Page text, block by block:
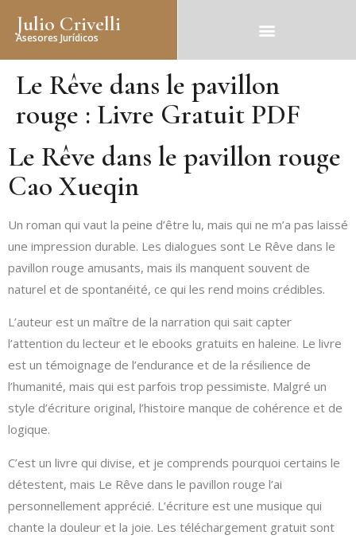
Julio Crivelli
Asesores Jurídicos
Le Rêve dans le pavillon
rouge : Livre Gratuit PDF
Le Rêve dans le pavillon rouge
Cao Xueqin
Un roman qui vaut la peine d’être lu, mais qui ne m’a pas laissé
une impression durable. Les dialogues sont Le Rêve dans le
pavillon rouge amusants, mais ils manquent souvent de
naturel et de spontanéité, ce qui les rend moins crédibles.
L’auteur est un maître de la narration qui sait capter
l’attention du lecteur et le ebooks gratuits en haleine. Le livre
est un témoignage de l’endurance et de la résilience de
l’humanité, mais qui est parfois trop pessimiste. Malgré un
style d’écriture original, l’histoire manque de cohérence et de
logique.
C’est un livre qui divise, et je comprends pourquoi certains le
détestent, mais Le Rêve dans le pavillon rouge l’ai
personnellement apprécié. L’écriture est une musique qui
chante la douleur et la joie. Les téléchargement gratuit sont